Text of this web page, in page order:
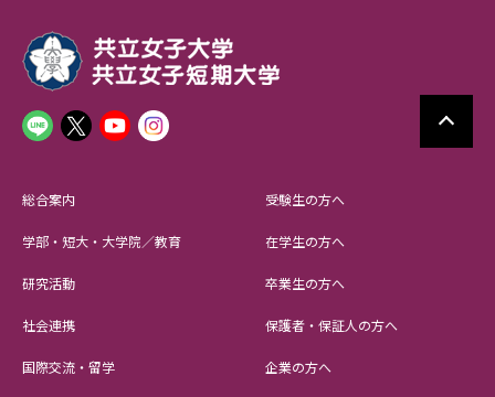
総合案内
学部・短大・大学院／教育
研究活動
社会連携
国際交流・留学
受験生の方へ
在学生の方へ
卒業生の方へ
保護者・保証人の方へ
企業の方へ